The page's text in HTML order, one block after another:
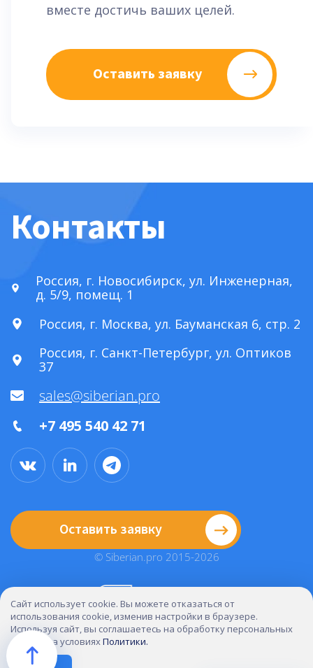
вместе достичь ваших целей.
Оставить заявку
Контакты
Россия, г. Новосибирск, ул. Инженерная,
д. 5/9, помещ. 1
Россия, г. Москва, ул. Бауманская 6, стр. 2
Россия, г. Санкт-Петербург, ул. Оптиков
37
sales@siberian.pro
+7 495 540 42 71
Оставить заявку
© Siberian.pro 2015-2026
Юридическая информация
Политика конфиденциальности
Сайт использует cookie. Вы можете отказаться от
использования cookie, изменив настройки в браузере.
Используя сайт, вы соглашаетесь на обработку персональных
данных на условияхПолитики.